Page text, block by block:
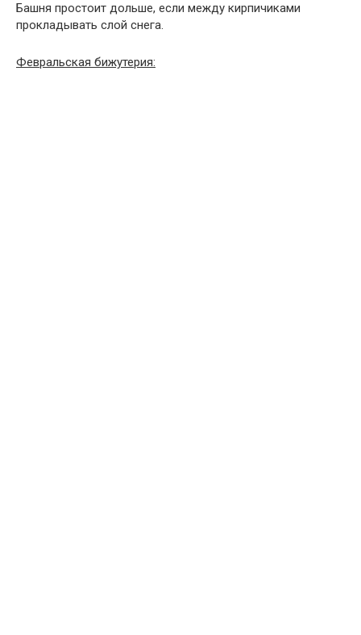
Башня простоит дольше, если между кирпичиками
прокладывать слой снега.
Февральская бижутерия: